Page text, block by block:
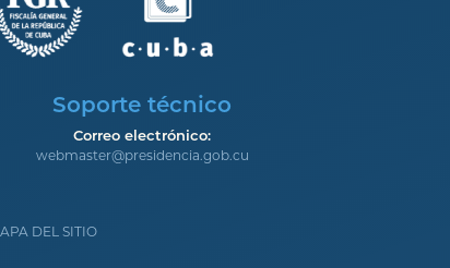
Soporte técnico
Correo electrónico:
webmaster@presidencia.gob.cu
DEL SITIO